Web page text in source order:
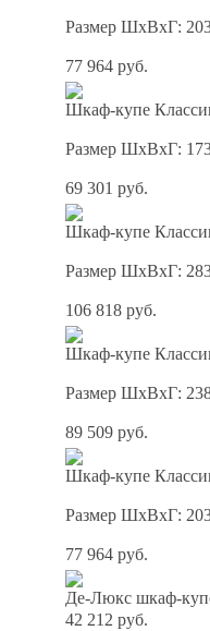
Размер ШхВхГ:
77 964 руб.
Шкаф-купе
Размер ШхВхГ:
69 301 руб.
Шкаф-купе
Размер ШхВхГ:
106 818 руб.
Шкаф-купе
Размер ШхВхГ:
89 509 руб.
Шкаф-купе
Размер ШхВхГ:
77 964 руб.
Де-Люкс шкаф-
42 212 руб.